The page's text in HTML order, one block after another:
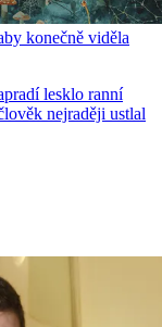
konečně viděla
lesklo ranní
nejraději ustlal